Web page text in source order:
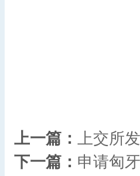
上一篇： 上交所
下一篇： 申请匈